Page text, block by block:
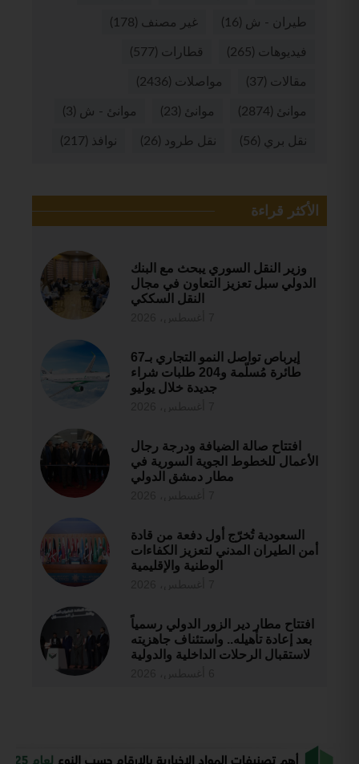
طيران - ش (16) غير مصنف (178)
فيديوهات (265) قطارات (577)
مقالات (37) مواصلات (2436)
موانئ (2874) موانئ (23) موانئ - ش (3)
نقل بري (56) نقل طرود (26) نوافذ (217)
الأكثر قراءة
وزير النقل السوري يبحث مع البنك
الدولي سبل تعزيز التعاون في مجال
النقل السككي
إيرباص تواصل النمو التجاري بـ67
طائرة مُسلّمة و204 طلبات شراء
جديدة خلال يوليو
افتتاح صالة الضيافة ودرجة رجال
الأعمال للخطوط الجوية السورية في
مطار دمشق الدولي
السعودية تُخرّج أول دفعة من قادة
أمن الطيران المدني لتعزيز الكفاءات
الوطنية والإقليمية
افتتاح مطار دير الزور الدولي رسمياً
بعد إعادة تأهيله.. واستئناف جاهزيته
لاستقبال الرحلات الداخلية والدولية